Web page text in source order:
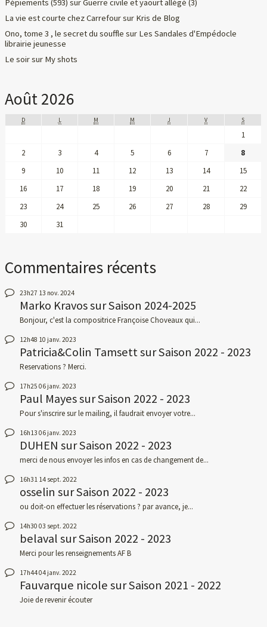
Pépiements (593) surGuerre civile et yaourt allégé (3)
La vie est courte chez Carrefoursur Kris de Blog
Ono, tome 3 , le secret du souffle sur Les Sandales d'Empédocle
librairie jeunesse
Le soirsur My shots
Août 2026
D L M M J V S
1
2
3 4 5 6 7
8
9
10 11 12 13 14
15
16
17 18 19 20 21
22
23
24 25 26 27 28
29
30
31
Commentaires récents
23h27 13 nov. 2024
Marko KravossurSaison 2024-2025
Bonjour, c'est la compositrice Françoise Choveaux qui...
12h48 10 janv. 2023
Patricia&Colin TamsettsurSaison 2022 - 2023
Reservations ? Merci.
17h25 06 janv. 2023
Paul MayessurSaison 2022 - 2023
Pour s'inscrire sur le mailing, il faudrait envoyer votre...
16h13 06 janv. 2023
DUHEN surSaison 2022 - 2023
merci de nous envoyer les infos en cas de changement de...
16h31 14 sept. 2022
osselin surSaison 2022 - 2023
ou doit-on effectuer les réservations ? par avance, je...
14h30 03 sept. 2022
belavalsurSaison 2022 - 2023
Merci pour les renseignements AF B
17h4404 janv. 2022
Fauvarque nicolesurSaison 2021 - 2022
Joie de revenir écouter